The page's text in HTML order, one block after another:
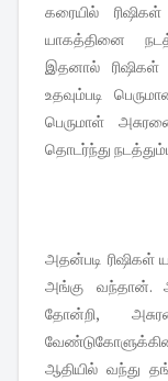
கரையில்
யாகத்தினை
இதனால்
உதவும்படி
பெருமாள்
தொடர்ந்து
அதன்படி ரிஷிகள்
அங்கு வந்தான்.
தோன்றி,
ஆதியில் வந்து